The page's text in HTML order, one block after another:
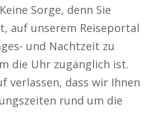
Sorge, denn Sie
auf unserem Reiseportal
und Nachtzeit zu
die Uhr zugänglich ist.
verlassen, dass wir Ihnen
rund um die